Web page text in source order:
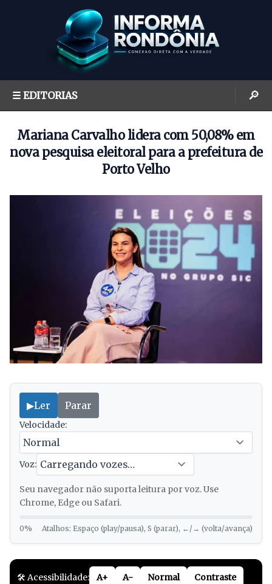
☰ EDITORIAS 🔎
Mariana Carvalho lidera com 50,08% em
nova pesquisa eleitoral para a prefeitura de
Porto Velho
▶Ler Parar
Velocidade:
Voz:
Seu navegador não suporta leitura por voz. Use
Chrome, Edge ou Safari.
0% Atalhos: Espaço (play/pausa), S (parar), ←/→ (volta/avança)
🛠️ Acessibilidade: A+ A- Normal Contraste